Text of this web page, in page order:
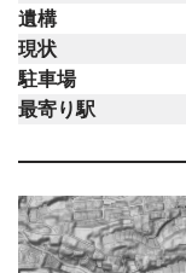
遺構
現状
駐車場
最寄り駅